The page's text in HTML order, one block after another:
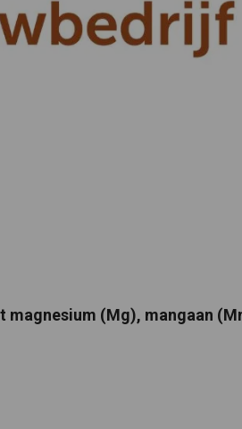
magnesium (Mg), mangaan